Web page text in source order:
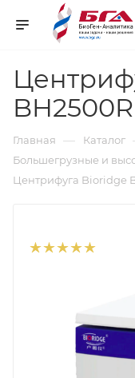
BH2500R
Главная — Каталог
Большегрузные и
Центрифуга Bioridge